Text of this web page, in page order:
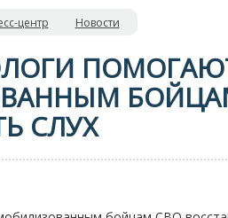
центр Новости
СЛУХ